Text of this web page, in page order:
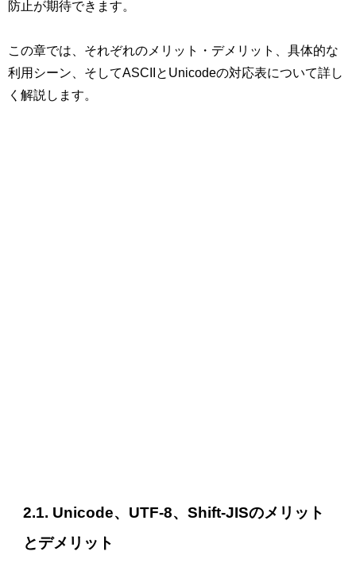
防止が期待できます。
この章では、それぞれのメリット・デメリット、具体的な
利用シーン、そしてASCIIとUnicodeの対応表について詳し
く解説します。
2.1. Unicode、UTF-8、Shift-JISのメリット
とデメリット